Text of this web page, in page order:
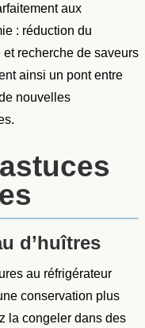
aux
: réduction du
recherche de saveurs
ainsi un pont entre
nouvelles
d’huîtres
au réfrigérateur
conservation plus
la congeler dans des